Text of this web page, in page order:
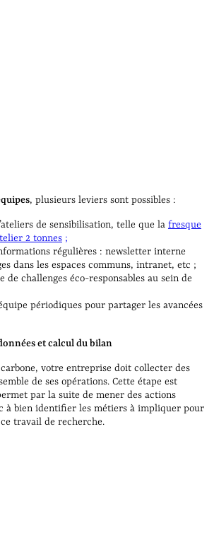
, plusieurs leviers sont possibles :
de sensibilisation, telle que la fresque
2 tonnes ;
régulières : newsletter interne
dans les espaces communs, intranet, etc ;
de challenges éco-responsables au sein de
périodiques pour partager les avancées
et calcul du bilan
votre entreprise doit collecter des
de ses opérations. Cette étape est
par la suite de mener des actions
à bien identifier les métiers à impliquer pour
travail de recherche.